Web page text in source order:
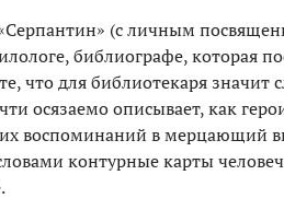
(с личным
библиографе, которая
что для библиотекаря
осязаемо описывает, как
воспоминаний в мерцающий
контурные карты